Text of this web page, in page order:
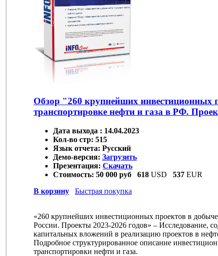
Обзор "260 крупнейших инвестиционных
транспортировке нефти и газа в РФ.
Дата выхода : 14.04.2023
Кол-во стр: 515
Язык отчета: Русский
Демо-версия: Загрузить
Презентация: Скачать
Стоимость: 50 000 руб 618 USD 537 EUR
В корзину
Быстрая покупка
«260 крупнейших инвестиционных проектов в
России. Проекты 2023-2026 годов» – Исследование,
капитальных вложений в реализацию проектов в
Подробное структурированное описание
транспортировки нефти и газа.